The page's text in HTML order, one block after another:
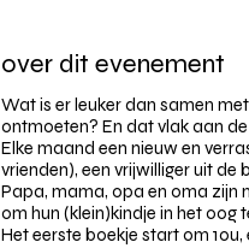
over dit evenement
Wat is er leuker dan samen
ontmoeten? En dat vlak aan
Elke maand een nieuw en
vrienden), een vrijwilliger uit de
Papa, mama, opa en oma zijn
om hun (klein)kindje in het oog
Het eerste boekje start om